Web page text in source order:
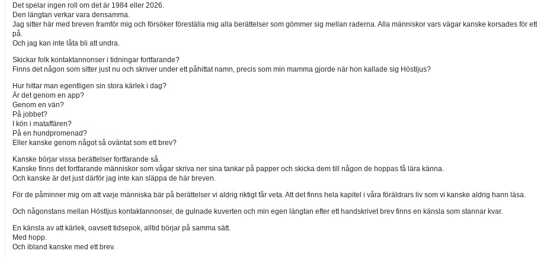
Det spelar ingen roll om det är 1984 eller 2026.
Den längtan verkar vara densamma.
Jag sitter här med breven framför mig och försöker föreställa mig alla berättelser som gömmer sig mellan raderna. Alla människor vars vägar kanske korsades för
på.
Och jag kan inte låta bli att undra.
Skickar folk kontaktannonser i tidningar fortfarande?
Finns det någon som sitter just nu och skriver under ett påhittat namn, precis som min mamma gjorde när hon kallade sig Höstljus?
Hur hittar man egentligen sin stora kärlek i dag?
Är det genom en app?
Genom en vän?
På jobbet?
I kön i mataffären?
På en hundpromenad?
Eller kanske genom något så oväntat som ett brev?
Kanske börjar vissa berättelser fortfarande så.
Kanske finns det fortfarande människor som vågar skriva ner sina tankar på papper och skicka dem till någon de hoppas få lära känna.
Och kanske är det just därför jag inte kan släppa de här breven.
För de påminner mig om att varje människa bär på berättelser vi aldrig riktigt får veta. Att det finns hela kapitel i våra föräldrars liv som vi kanske aldrig hann läsa.
Och någonstans mellan Höstljus kontaktannonser, de gulnade kuverten och min egen längtan efter ett handskrivet brev finns en känsla som stannar kvar.
En känsla av att kärlek, oavsett tidsepok, alltid börjar på samma sätt.
Med hopp.
Och ibland kanske med ett brev.